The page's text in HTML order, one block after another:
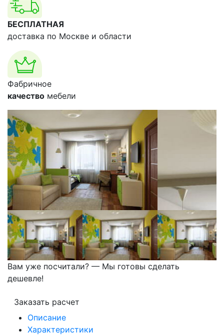
БЕСПЛАТНАЯ
доставка по Москве и области
Фабричное
качество мебели
Вам уже посчитали? — Мы готовы сделать
дешевле!
Заказать расчет
Описание
Характеристики